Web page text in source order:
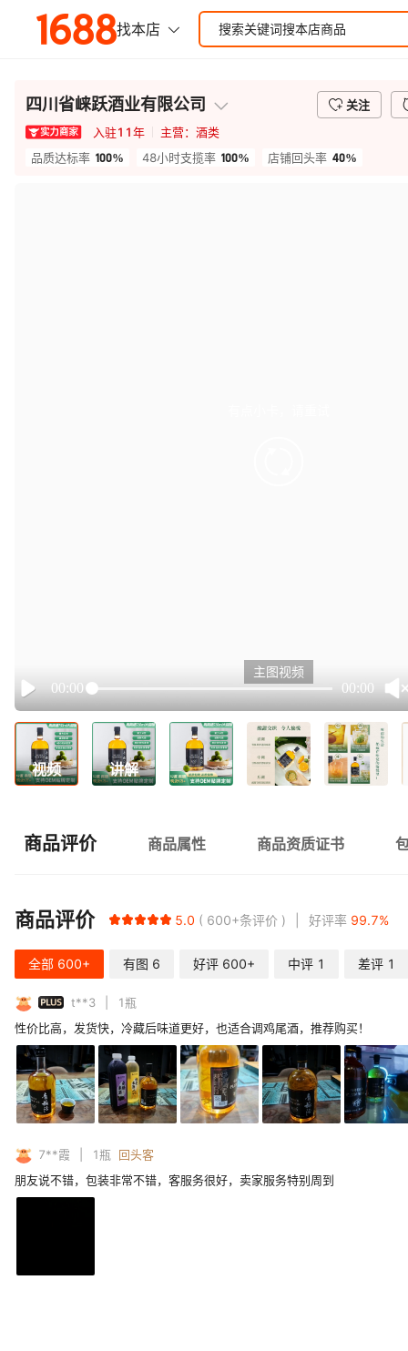
四川省崃跃酒业有限公司
关注
入驻11年 主营：酒类
品质达标率 100% 48小时支揽率 100% 店铺回头率 40%
Play
00:00 00:00
主图视频
视频 讲解
商品评价 商品属性 商品资质证书
商品评价 5.0 600+条评价 好评率 99.7%
全部 600+ 有图 6 好评 600+ 中评 1 差评 1
PLUS t**3 1瓶
性价比高，发货快，冷藏后味道更好，也适合调鸡尾酒，推荐购买！
7**霞 1瓶
回头客
朋友说不错，包装非常不错，客服务很好，卖家服务特别周到